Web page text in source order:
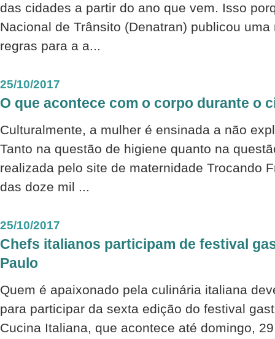
das cidades a partir do ano que vem. Isso
Nacional de Trânsito (Denatran) publicou
regras para a a...
25/10/2017
O que acontece com o corpo durante o
Culturalmente, a mulher é ensinada a não
Tanto na questão de higiene quanto na
realizada pelo site de maternidade Trocando
das doze mil ...
25/10/2017
Chefs italianos participam de festival
Paulo
Quem é apaixonado pela culinária italiana
para participar da sexta edição do festival
Cucina Italiana, que acontece até domingo,